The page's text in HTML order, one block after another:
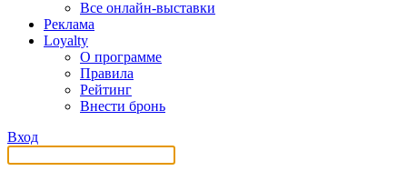
Все онлайн-выставки
Реклама
Loyalty
О программе
Правила
Рейтинг
Внести бронь
Вход